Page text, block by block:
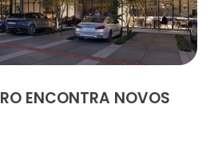
ENCONTRA NOVOS